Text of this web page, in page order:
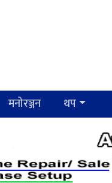
मनोरञ्जन थप